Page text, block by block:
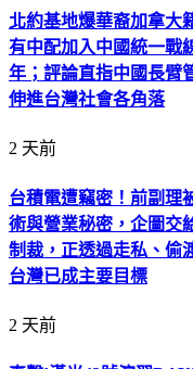
北約基地爆華裔加拿大
有中配加入中國統一戰
年；評論直指中國長臂
伸進台灣社會各角落
2 天前
台積電遭竊密！前副理
術與營業秘密，企圖交
制裁，正透過走私、偷
台灣已成主要目標
2 天前